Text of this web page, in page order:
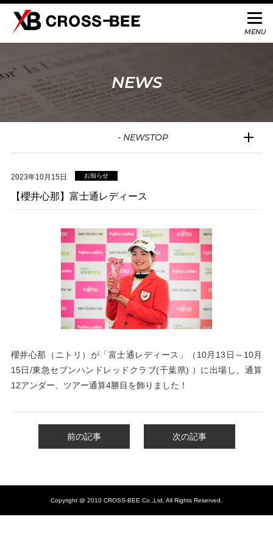
NEWS
2023年10月15日 お知らせ
【櫻井心那】富士通レディース
櫻井心那（ニトリ）が「富士通レディース 」（10月13日～10月
15日/東急セブンハンドレッドクラブ(千葉県) ） に出場し、通算
12アンダー、ツアー通算4勝目を飾りました！
前の記事 次の記事
- NEWSTOP
Copyright @ 2010 CROSS-BEE Co.,Ltd. All Rights Reserved.